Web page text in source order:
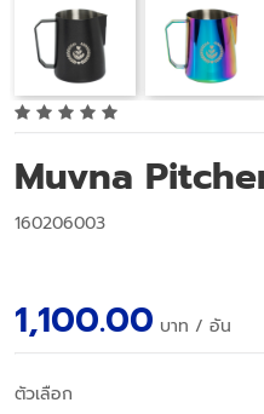
Muvna
160206003
1,100.00 บาท / อัน
ตัวเลือก